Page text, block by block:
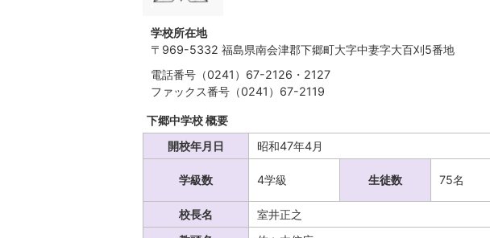
学校所在地
〒969-5332 福島県南会津郡下郷町大字中妻字大百刈5番地
電話番号（0241）67-2126・2127
ファックス番号（0241）67-2119
下郷中学校 概要
開校年月日
昭和47年4月
学級数 4学級 生徒数 75名
校長名
室井正之